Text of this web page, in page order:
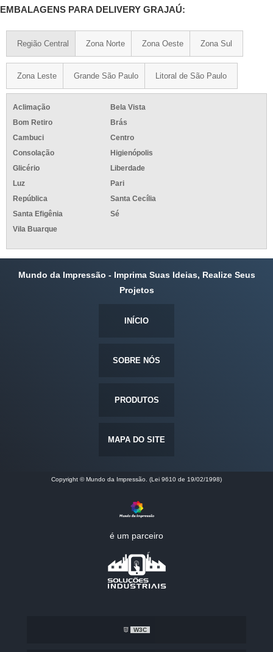
EMBALAGENS PARA DELIVERY GRAJAÚ:
Região Central Zona Norte Zona Oeste Zona Sul
Zona Leste Grande São Paulo Litoral de São Paulo
Aclimação
Bela Vista
Bom Retiro
Brás
Cambuci
Centro
Consolação
Higienópolis
Glicério
Liberdade
Luz
Pari
República
Santa Cecília
Santa Efigênia
Sé
Vila Buarque
Mundo da Impressão - Imprima Suas Ideias, Realize Seus
Projetos
INÍCIO
SOBRE NÓS
PRODUTOS
MAPA DO SITE
Copyright © Mundo da Impressão. (Lei 9610 de 19/02/1998)
é um parceiro
W3C